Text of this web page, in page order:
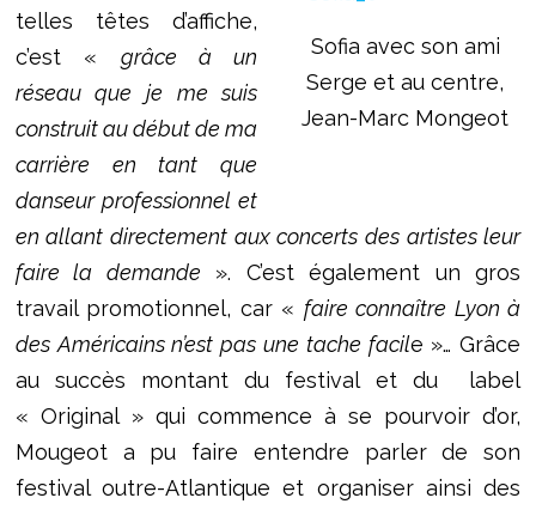
Sofia avec son ami
Serge et au centre,
Jean-Marc Mongeot
telles têtes d’affiche,
c’est « grâce à un
réseau que je me suis
construit au début de ma
carrière en tant que
danseur professionnel et
en allant directement aux concerts des artistes leur
faire la demande ». C’est également un gros
travail promotionnel, car « faire connaître Lyon à
des Américains n’est pas une tache facile »… Grâce
au succès montant du festival et du label
« Original » qui commence à se pourvoir d’or,
Mougeot a pu faire entendre parler de son
festival outre-Atlantique et organiser ainsi des